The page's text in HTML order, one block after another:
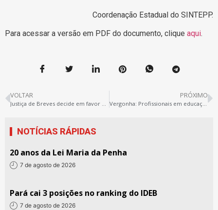
Coordenação Estadual do SINTEPP.
Para acessar a versão em PDF do documento, clique aqui.
VOLTAR PRÓXIMO
NOTÍCIAS RÁPIDAS
20 anos da Lei Maria da Penha
7 de agosto de 2026
Pará cai 3 posições no ranking do IDEB
7 de agosto de 2026